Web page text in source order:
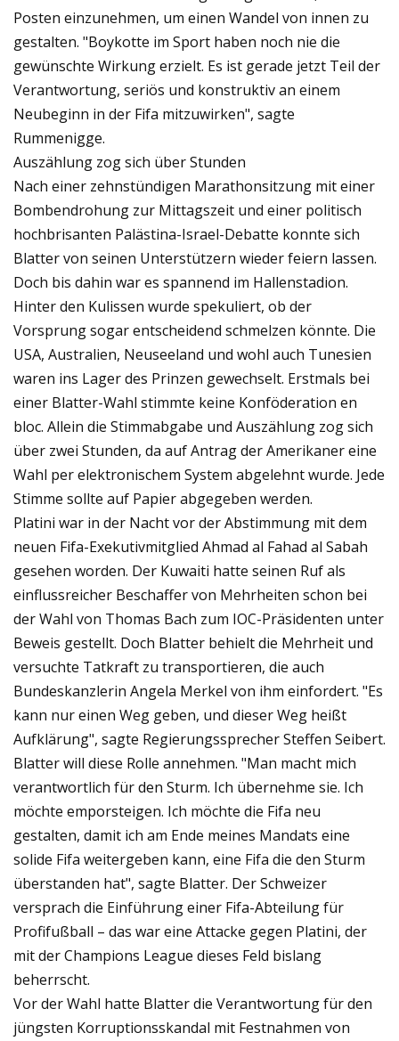
Posten einzunehmen, um einen Wandel von innen zu
gestalten. "Boykotte im Sport haben noch nie die
gewünschte Wirkung erzielt. Es ist gerade jetzt Teil der
Verantwortung, seriös und konstruktiv an einem
Neubeginn in der Fifa mitzuwirken", sagte
Rummenigge.
Auszählung zog sich über Stunden
Nach einer zehnstündigen Marathonsitzung mit einer
Bombendrohung zur Mittagszeit und einer politisch
hochbrisanten Palästina-Israel-Debatte konnte sich
Blatter von seinen Unterstützern wieder feiern lassen.
Doch bis dahin war es spannend im Hallenstadion.
Hinter den Kulissen wurde spekuliert, ob der
Vorsprung sogar entscheidend schmelzen könnte. Die
USA, Australien, Neuseeland und wohl auch Tunesien
waren ins Lager des Prinzen gewechselt. Erstmals bei
einer Blatter-Wahl stimmte keine Konföderation en
bloc. Allein die Stimmabgabe und Auszählung zog sich
über zwei Stunden, da auf Antrag der Amerikaner eine
Wahl per elektronischem System abgelehnt wurde. Jede
Stimme sollte auf Papier abgegeben werden.
Platini war in der Nacht vor der Abstimmung mit dem
neuen Fifa-Exekutivmitglied Ahmad al Fahad al Sabah
gesehen worden. Der Kuwaiti hatte seinen Ruf als
einflussreicher Beschaffer von Mehrheiten schon bei
der Wahl von Thomas Bach zum IOC-Präsidenten unter
Beweis gestellt. Doch Blatter behielt die Mehrheit und
versuchte Tatkraft zu transportieren, die auch
Bundeskanzlerin Angela Merkel von ihm einfordert. "Es
kann nur einen Weg geben, und dieser Weg heißt
Aufklärung", sagte Regierungssprecher Steffen Seibert.
Blatter will diese Rolle annehmen. "Man macht mich
verantwortlich für den Sturm. Ich übernehme sie. Ich
möchte emporsteigen. Ich möchte die Fifa neu
gestalten, damit ich am Ende meines Mandats eine
solide Fifa weitergeben kann, eine Fifa die den Sturm
überstanden hat", sagte Blatter. Der Schweizer
versprach die Einführung einer Fifa-Abteilung für
Profifußball – das war eine Attacke gegen Platini, der
mit der Champions League dieses Feld bislang
beherrscht.
Vor der Wahl hatte Blatter die Verantwortung für den
jüngsten Korruptionsskandal mit Festnahmen von